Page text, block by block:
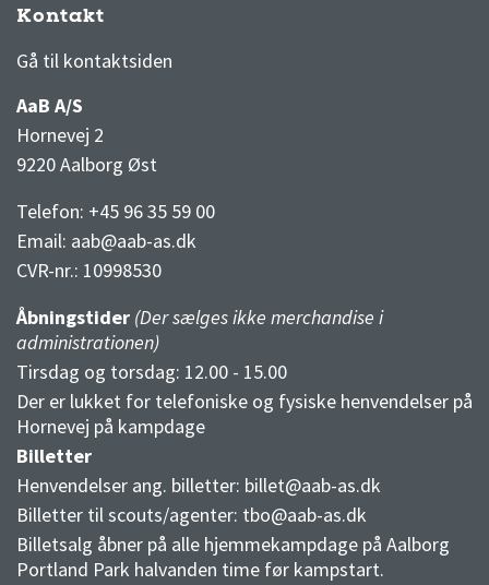
Kontakt
Gå til kontaktsiden
AaB A/S
Hornevej 2
9220 Aalborg Øst
Telefon: +45 96 35 59 00
Email: aab@aab-as.dk
CVR-nr.: 10998530
Åbningstider (Der sælges ikke merchandise i
administrationen)
Tirsdag og torsdag: 12.00 - 15.00
Der er lukket for telefoniske og fysiske henvendelser på
Hornevej på kampdage
Billetter
Henvendelser ang. billetter: billet@aab-as.dk
Billetter til scouts/agenter: tbo@aab-as.dk
Billetsalg åbner på alle hjemmekampdage på Aalborg
Portland Park halvanden time før kampstart.